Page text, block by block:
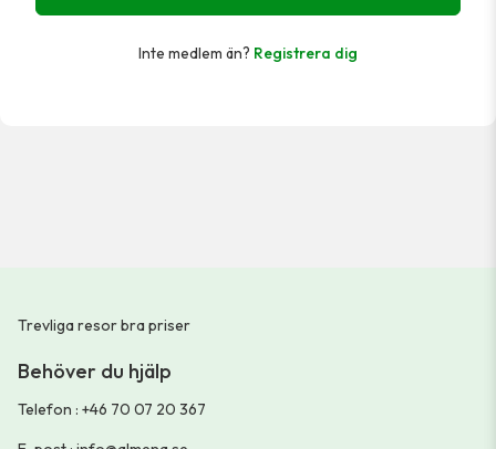
Inte medlem än? Registrera dig
Trevliga resor bra priser
Behöver du hjälp
Telefon : +46 70 07 20 367